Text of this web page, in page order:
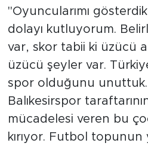
"Oyuncularımı
dolayı kutluyorum.
var, skor tabii ki üzücü
üzücü şeyler var.
spor olduğunu
Balıkesirspor
mücadelesi veren bu
kırıyor. Futbol